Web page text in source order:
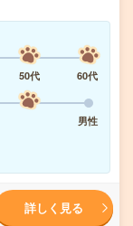
50代
60代
男性
詳しく見る